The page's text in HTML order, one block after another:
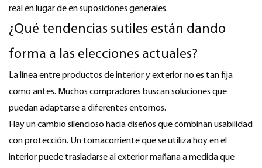
real en lugar de en suposiciones generales.
¿Qué tendencias sutiles están dando
forma a las elecciones actuales?
La línea entre productos de interior y exterior no es tan fija
como antes. Muchos compradores buscan soluciones que
puedan adaptarse a diferentes entornos.
Hay un cambio silencioso hacia diseños que combinan usabilidad
con protección. Un tomacorriente que se utiliza hoy en el
interior puede trasladarse al exterior mañana a medida que